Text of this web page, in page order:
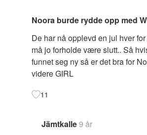
Noora burde rydde opp med W
De har nå opplevd en jul hver
må jo forholde være slutt.. Så
funnet seg ny så er det bra for
videre GIRL
11
Jämtkalle9 år